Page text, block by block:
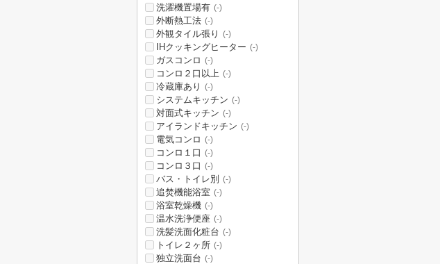
洗濯機置場有 (-)
外断熱工法 (-)
外観タイル張り (-)
IHクッキングヒーター (-)
ガスコンロ (-)
コンロ２口以上 (-)
冷蔵庫あり (-)
システムキッチン (-)
対面式キッチン (-)
アイランドキッチン (-)
電気コンロ (-)
コンロ１口 (-)
コンロ３口 (-)
バス・トイレ別 (-)
追焚機能浴室 (-)
浴室乾燥機 (-)
温水洗浄便座 (-)
洗髪洗面化粧台 (-)
トイレ２ヶ所 (-)
独立洗面台 (-)